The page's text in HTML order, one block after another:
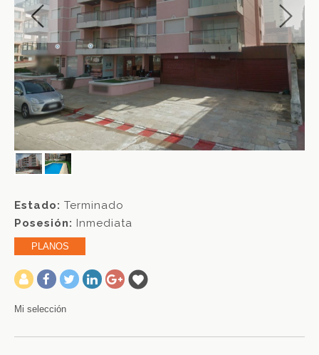
Estado: Terminado
Posesión: Inmediata
PLANOS
-
Mi selección